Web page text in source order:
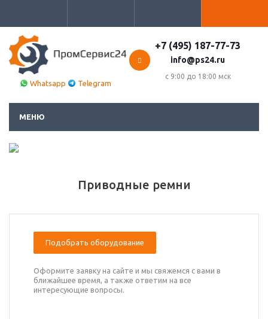
Whatsapp Telegram
+7 (495) 187-77-73
info@ps24.ru
с 9:00 до 18:00 мск
МЕНЮ
Приводные ремни
Подобрать оборудование
Оформите заявку на сайте и мы свяжемся с вами в
ближайшее время, а также ответим на все
интересующие вопросы.